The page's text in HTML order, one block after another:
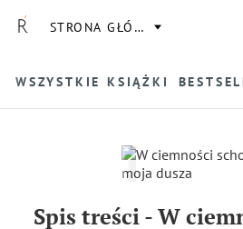
STRONA GŁÓWNA
WSZYSTKIE KSIĄŻKI
Spis treści-W